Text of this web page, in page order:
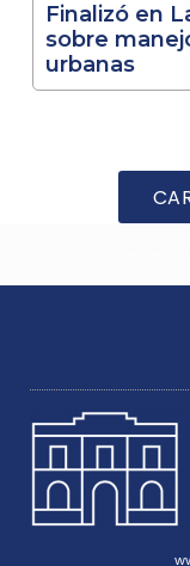
Finalizó en
sobre
urbanas